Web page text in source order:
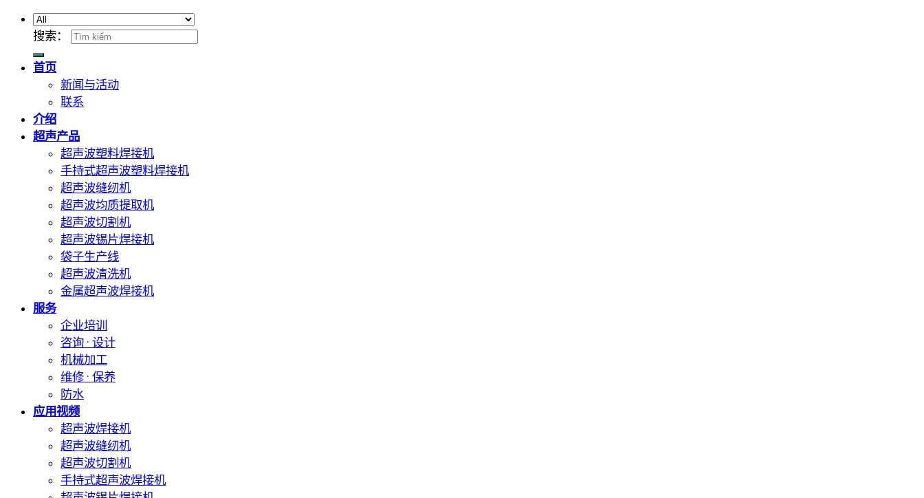
搜索：
首页
新闻与活动
联系
介绍
超声产品
超声波塑料焊接机
手持式超声波塑料焊接机
超声波缝纫机
超声波均质提取机
超声波切割机
超声波锡片焊接机
袋子生产线
超声波清洗机
金属超声波焊接机
服务
企业培训
咨询 · 设计
机械加工
维修 · 保养
防水
应用视频
超声波焊接机
超声波缝纫机
超声波切割机
手持式超声波焊接机